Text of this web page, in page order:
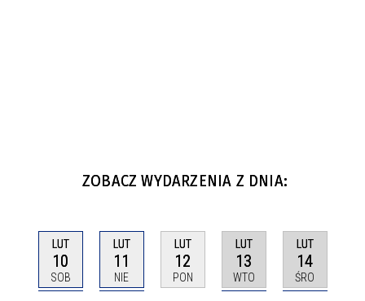
ZOBACZ WYDARZENIA Z DNIA:
LUT
10
SOB
LUT
11
NIE
LUT
12
PON
LUT
13
WTO
LUT
14
ŚRO